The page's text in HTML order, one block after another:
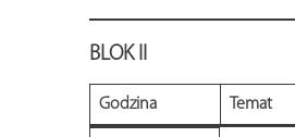
BLOK II
Godzina Temat